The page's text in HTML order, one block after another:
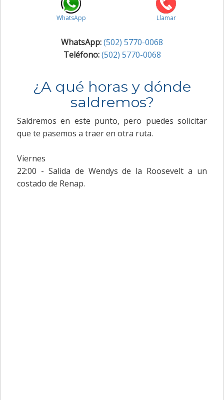
WhatsApp Llamar
WhatsApp:(502) 5770-0068
Teléfono: (502) 5770-0068
¿A qué horas y dónde
saldremos?
Saldremos en este punto, pero puedes solicitar
que te pasemos a traer en otra ruta.
Viernes
22:00 - Salida de Wendys de la Roosevelt a un
costado de Renap.